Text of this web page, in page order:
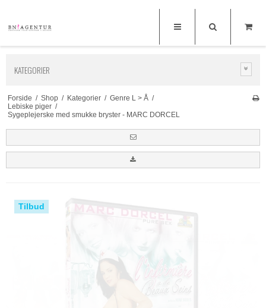
KATEGORIER
Forside / Shop / Kategorier / Genre L > Å /
Lebiske piger /
Sygeplejerske med smukke bryster - MARC DORCEL
Tilbud